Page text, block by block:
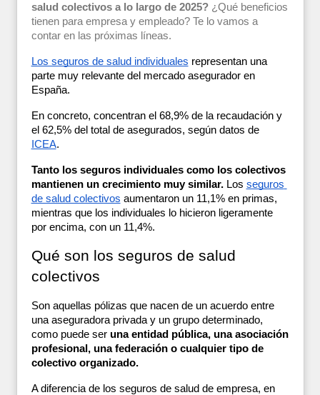
salud colectivos a lo largo de 2025? ¿Qué beneficios
tienen para empresa y empleado? Te lo vamos a
contar en las próximas líneas.
Los seguros de salud individuales representan una
parte muy relevante del mercado asegurador en
España.
En concreto, concentran el 68,9% de la recaudación y
el 62,5% del total de asegurados, según datos de
ICEA.
Tanto los seguros individuales como los colectivos
mantienen un crecimiento muy similar. Los seguros
de salud colectivos aumentaron un 11,1% en primas,
mientras que los individuales lo hicieron ligeramente
por encima, con un 11,4%.
Qué son los seguros de salud
colectivos
Son aquellas pólizas que nacen de un acuerdo entre
una aseguradora privada y un grupo determinado,
como puede ser una entidad pública, una asociación
profesional, una federación o cualquier tipo de
colectivo organizado.
A diferencia de los seguros de salud de empresa, en